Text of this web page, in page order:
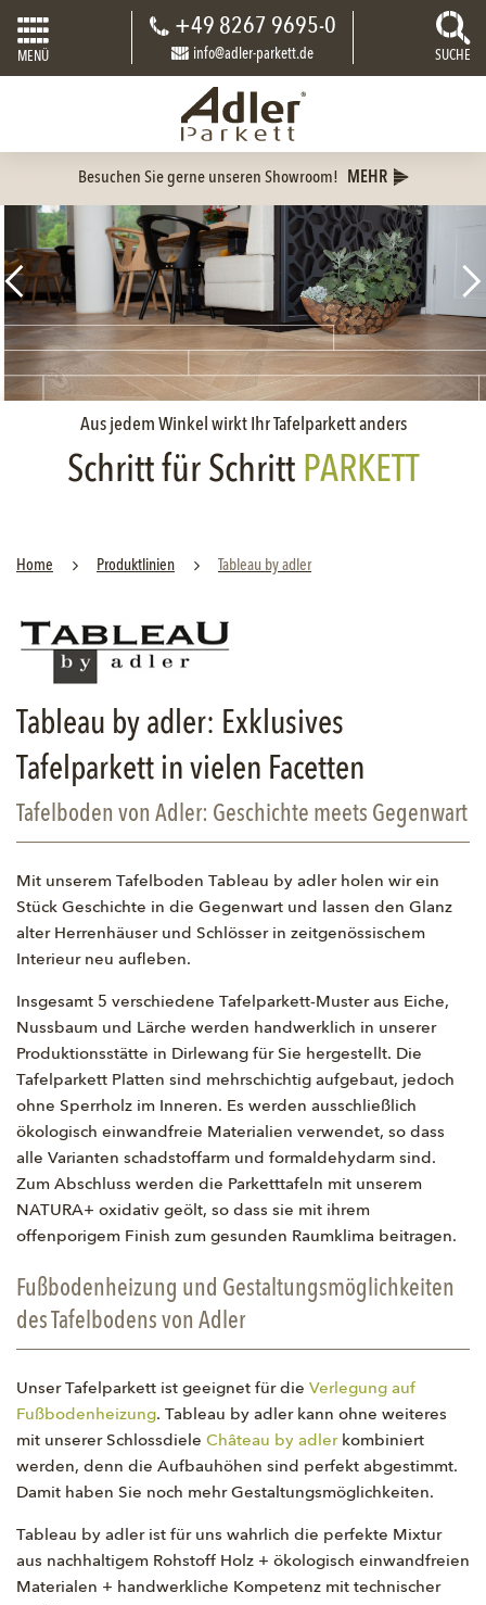
MENÜ
+49 8267 9695-0
info@adler-parkett.de SUCHE
Besuchen Sie gerne unseren Showroom! MEHR
Aus jedem Winkel wirkt Ihr Tafelparkett anders
Schritt für SchrittPARKETT
Home Pro­dukt­li­ni­en Ta­bleau by adler
Tableau by adler: Exklusives
Tafelparkett in vielen Facetten
Tafelboden von Adler: Geschichte meets Gegenwart
Mit unserem Tafelboden Tableau by adler holen wir ein
Stück Geschichte in die Gegenwart und lassen den Glanz
alter Herrenhäuser und Schlösser in zeitgenössischem
Interieur neu aufleben.
Insgesamt 5 verschiedene Tafelparkett-Muster aus Eiche,
Nussbaum und Lärche werden handwerklich in unserer
Produktionsstätte in Dirlewang für Sie hergestellt. Die
Tafelparkett Platten sind mehrschichtig aufgebaut, jedoch
ohne Sperrholz im Inneren. Es werden ausschließlich
ökologisch einwandfreie Materialien verwendet, so dass
alle Varianten schadstoffarm und formaldehydarm sind.
Zum Abschluss werden die Parketttafeln mit unserem
NATURA+ oxidativ geölt, so dass sie mit ihrem
offenporigem Finish zum gesunden Raumklima beitragen.
Fußbodenheizung und Gestaltungsmöglichkeiten
des Tafelbodens von Adler
Unser Tafelparkett ist geeignet für die Verlegung auf
Fußbodenheizung. Tableau by adler kann ohne weiteres
mit unserer Schlossdiele Château by adlerkombiniert
werden, denn die Aufbauhöhen sind perfekt abgestimmt.
Damit haben Sie noch mehr Gestaltungsmöglichkeiten.
Tableau by adler ist für uns wahrlich die perfekte Mixtur
aus nachhaltigem Rohstoff Holz + ökologisch einwandfreien
Materialen + handwerkliche Kompetenz mit technischer